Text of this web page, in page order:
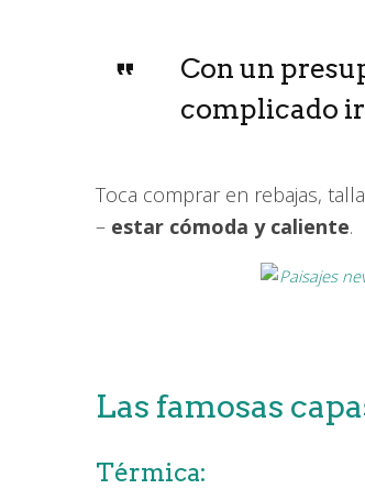
Con un
complicado ir
Toca comprar en rebajas,
– estar cómoda y caliente.
Las famosas
Térmica: